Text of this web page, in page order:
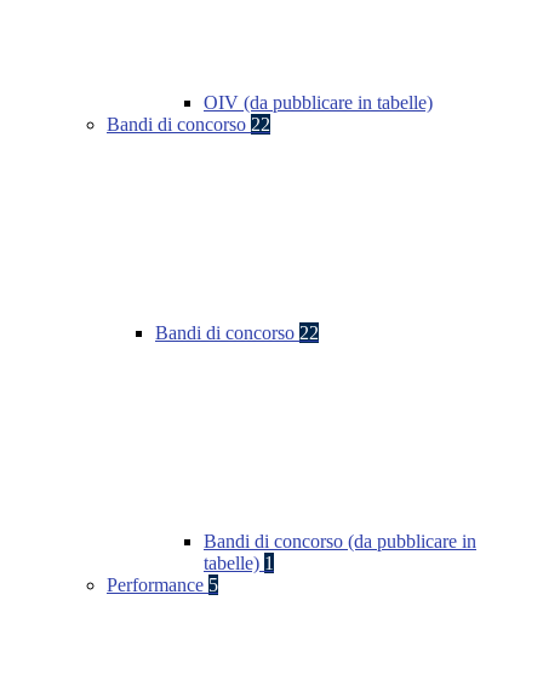
OIV (da pubblicare in tabelle)
Bandi di concorso 22
Bandi di concorso 22
Bandi di concorso (da pubblicare in
tabelle) 1
Performance 5